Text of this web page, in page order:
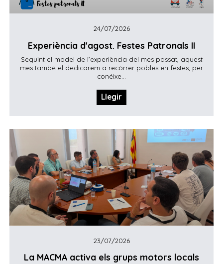
24/07/2026
Experiència d'agost. Festes Patronals II
Seguint el model de l’experiència del mes passat, aquest
mes també el dedicarem a recórrer pobles en festes, per
conéixe...
Llegir
23/07/2026
La MACMA activa els grups motors locals